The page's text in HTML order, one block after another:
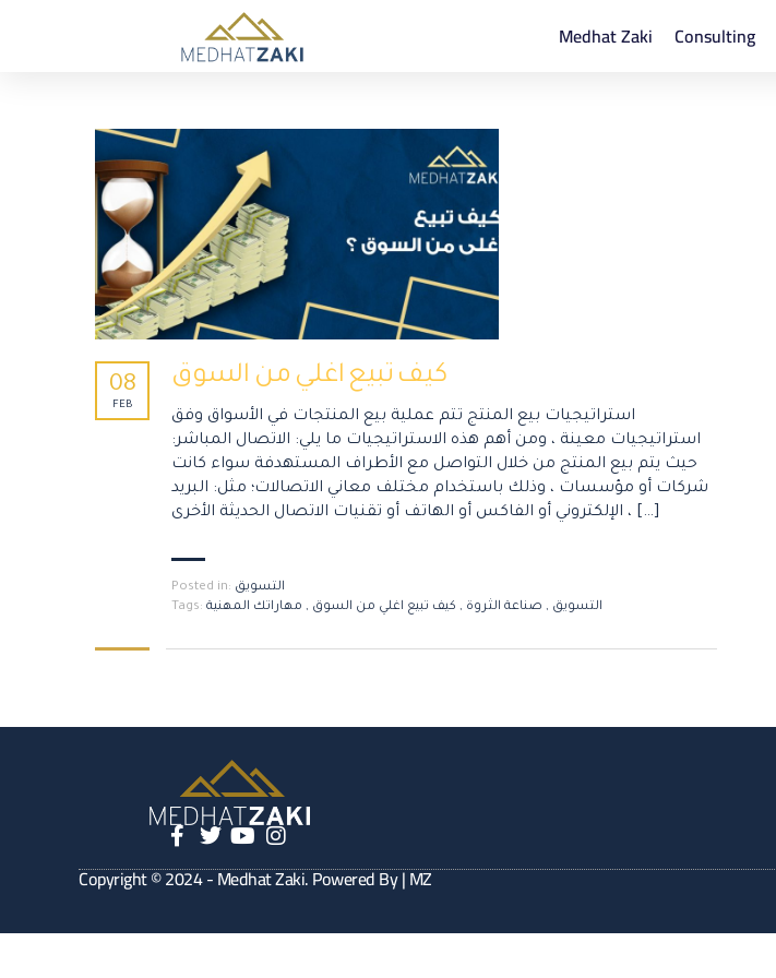
Medhat Zaki Consulting
كيف تبيع اغلي من السوق 08
FEB
استراتيجيات بيع المنتج تتم عملية بيع المنتجات في الأسواق وفق
استراتيجيات معينة ، ومن أهم هذه الاستراتيجيات ما يلي: الاتصال المباشر:
حيث يتم بيع المنتج من خلال التواصل مع الأطراف المستهدفة سواء كانت
شركات أو مؤسسات ، وذلك باستخدام مختلف معاني الاتصالات؛ مثل: البريد
الإلكتروني أو الفاكس أو الهاتف أو تقنيات الاتصال الحديثة الأخرى ، […]
Posted in: التسويق
Tags:
التسويق , صناعة الثروة , كيف تبيع اغلي من السوق , مهاراتك المهنية
Copyright © 2024 - Medhat Zaki. Powered By | MZ